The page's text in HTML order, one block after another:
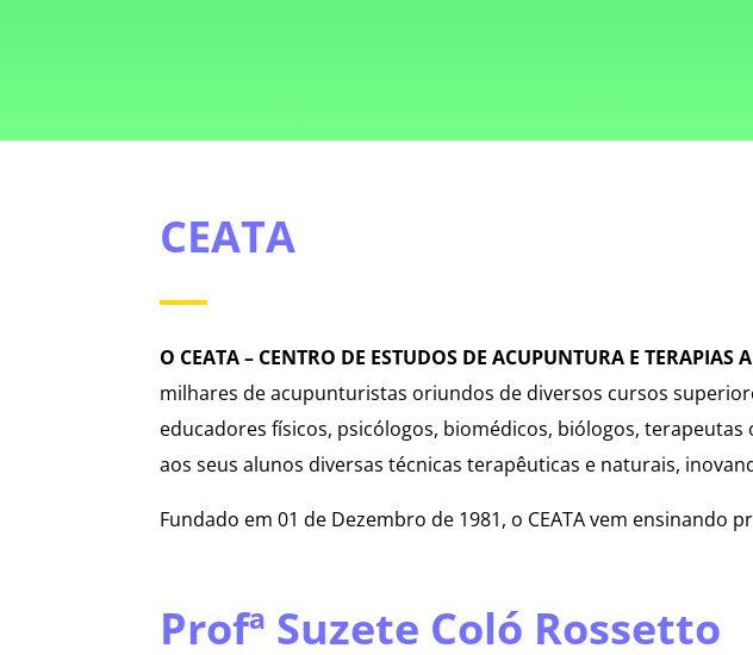
CEATA
O CEATA – CENTRO DE ESTUDOS DE ACUPUNTURA E TERAPIAS
milhares de acupunturistas oriundos de diversos cursos
educadores físicos, psicólogos, biomédicos, biólogos,
aos seus alunos diversas técnicas terapêuticas e naturais,
Fundado em 01 de Dezembro de 1981, o CEATA vem
Profª Suzete Coló Rossetto